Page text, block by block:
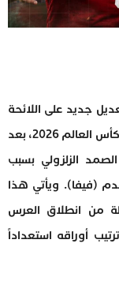
جديد على اللائحة
النهائية للمنتخب المغربي المشاركة في نهائيات كأس العالم 2026، بعد
الزلزولي بسبب
(فيفا). ويأتي هذا
من انطلاق العرس
أوراقه استعداداً